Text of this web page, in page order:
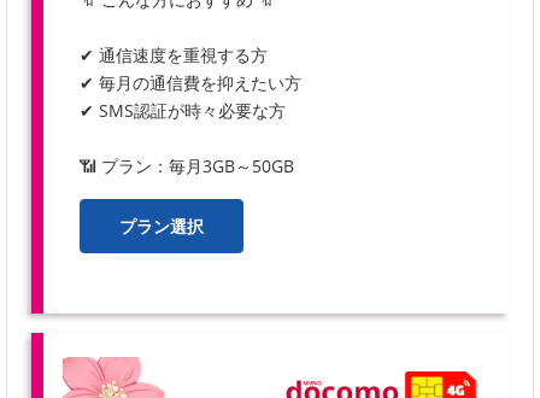
✔ 通信速度を重視する方
✔ 毎月の通信費を抑えたい方
✔ SMS認証が時々必要な方
📶 プラン：毎月3GB～50GB
プラン選択